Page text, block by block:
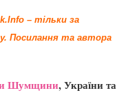
– тільки за
Посилання та автора
Шумщини, України та